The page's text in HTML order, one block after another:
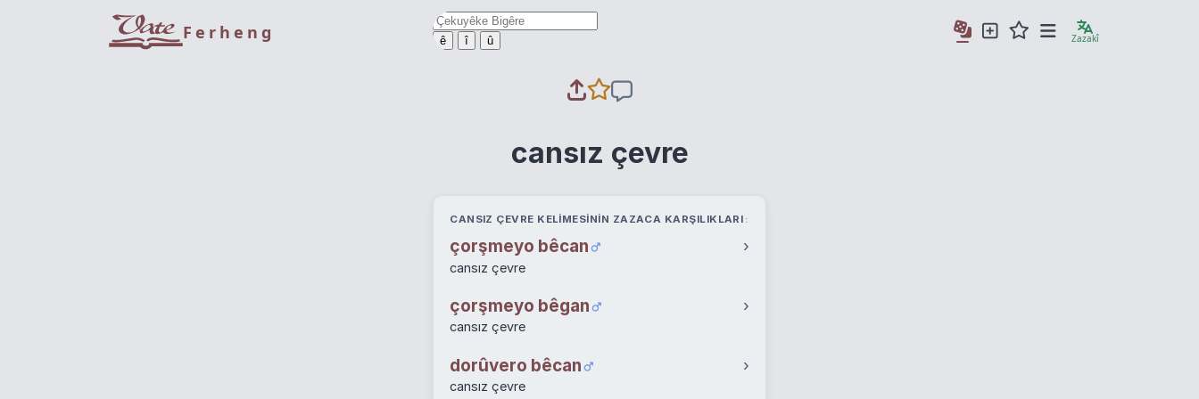
Ferheng ê î û Zazakî
cansız çevre
CANSIZ ÇEVRE KELIMESININ ZAZACA KARŞILIKLARI
çorşmeyo bêcan ›
cansız çevre
çorşmeyo bêgan ›
cansız çevre
dorûvero bêcan ›
cansız çevre